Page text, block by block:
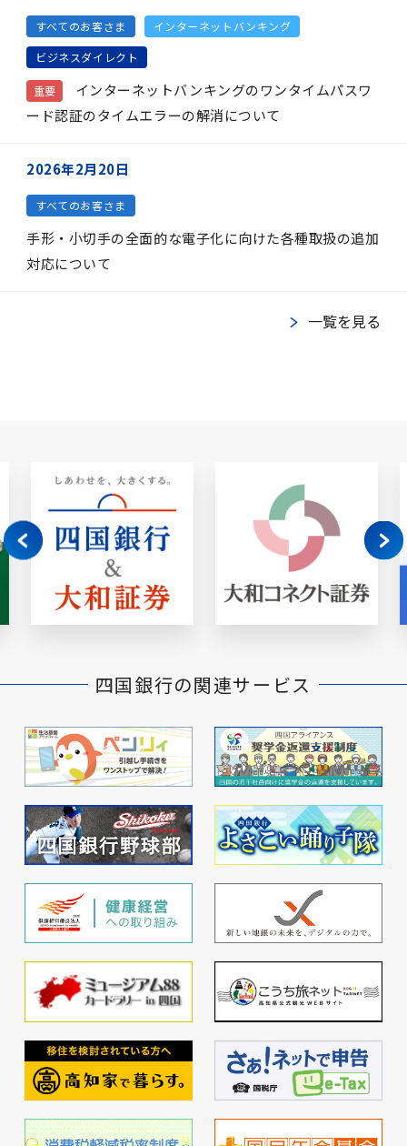
すべてのお客さま
インターネットバンキング
ビジネスダイレクト
重要
インターネットバンキングのワンタイムパスワ
ード認証のタイムエラーの解消について
2026年2月20日
すべてのお客さま
手形・小切手の全面的な電子化に向けた各種取扱の追加
対応について
一覧を見る
四国銀行の関連サービス